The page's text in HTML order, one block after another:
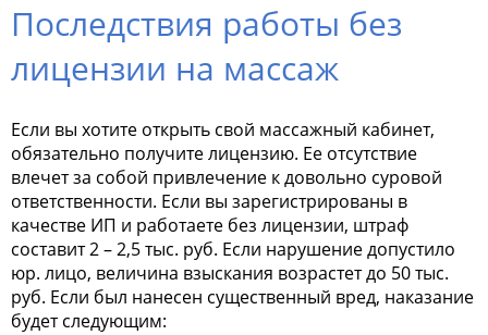
Последствия работы без
лицензии на массаж
Если вы хотите открыть свой массажный кабинет,
обязательно получите лицензию. Ее отсутствие
влечет за собой привлечение к довольно суровой
ответственности. Если вы зарегистрированы в
качестве ИП и работаете без лицензии, штраф
составит 2 – 2,5 тыс. руб. Если нарушение допустило
юр. лицо, величина взыскания возрастет до 50 тыс.
руб. Если был нанесен существенный вред, наказание
будет следующим: